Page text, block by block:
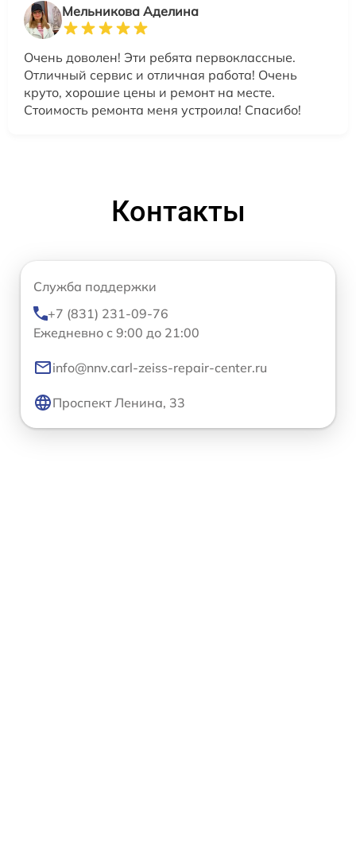
Мельникова Аделина
Очень доволен! Эти ребята первоклассные.
Отличный сервис и отличная работа! Очень
круто, хорошие цены и ремонт на месте.
Стоимость ремонта меня устроила! Спасибо!
Контакты
Служба поддержки
+7 (831) 231-09-76
Ежедневно с 9:00 до 21:00
info@nnv.carl-zeiss-repair-center.ru
Проспект Ленина, 33